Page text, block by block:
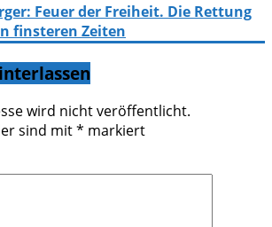
Feuer der Freiheit. Die Rettung
finsteren Zeiten
wird nicht veröffentlicht.
sind mit* markiert